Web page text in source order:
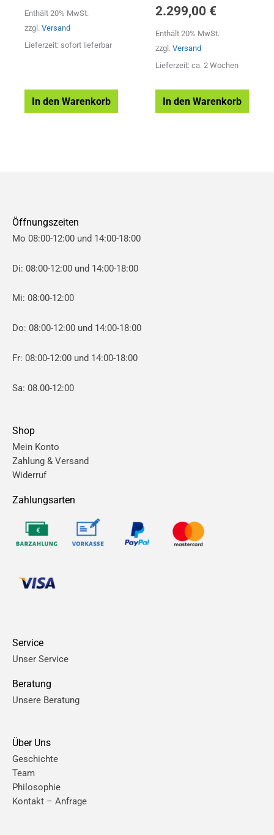
Enthält 20% MwSt.
zzgl. Versand
Lieferzeit: sofort lieferbar
In den Warenkorb
2.299,00 €
Enthält 20% MwSt.
zzgl. Versand
Lieferzeit: ca. 2 Wochen
In den Warenkorb
Öffnungszeiten
Mo 08:00-12:00 und 14:00-18:00
Di: 08:00-12:00 und 14:00-18:00
Mi: 08:00-12:00
Do: 08:00-12:00 und 14:00-18:00
Fr: 08:00-12:00 und 14:00-18:00
Sa: 08.00-12:00
Shop
Mein Konto
Zahlung & Versand
Widerruf
Zahlungsarten
Service
Unser Service
Beratung
Unsere Beratung
Über Uns
Geschichte
Team
Philosophie
Kontakt – Anfrage